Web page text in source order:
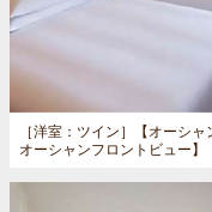
［洋室：ツイン］
【オーシ
オーシャンフロントビュー】